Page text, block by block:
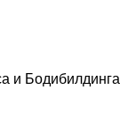
и Бодибилдинга